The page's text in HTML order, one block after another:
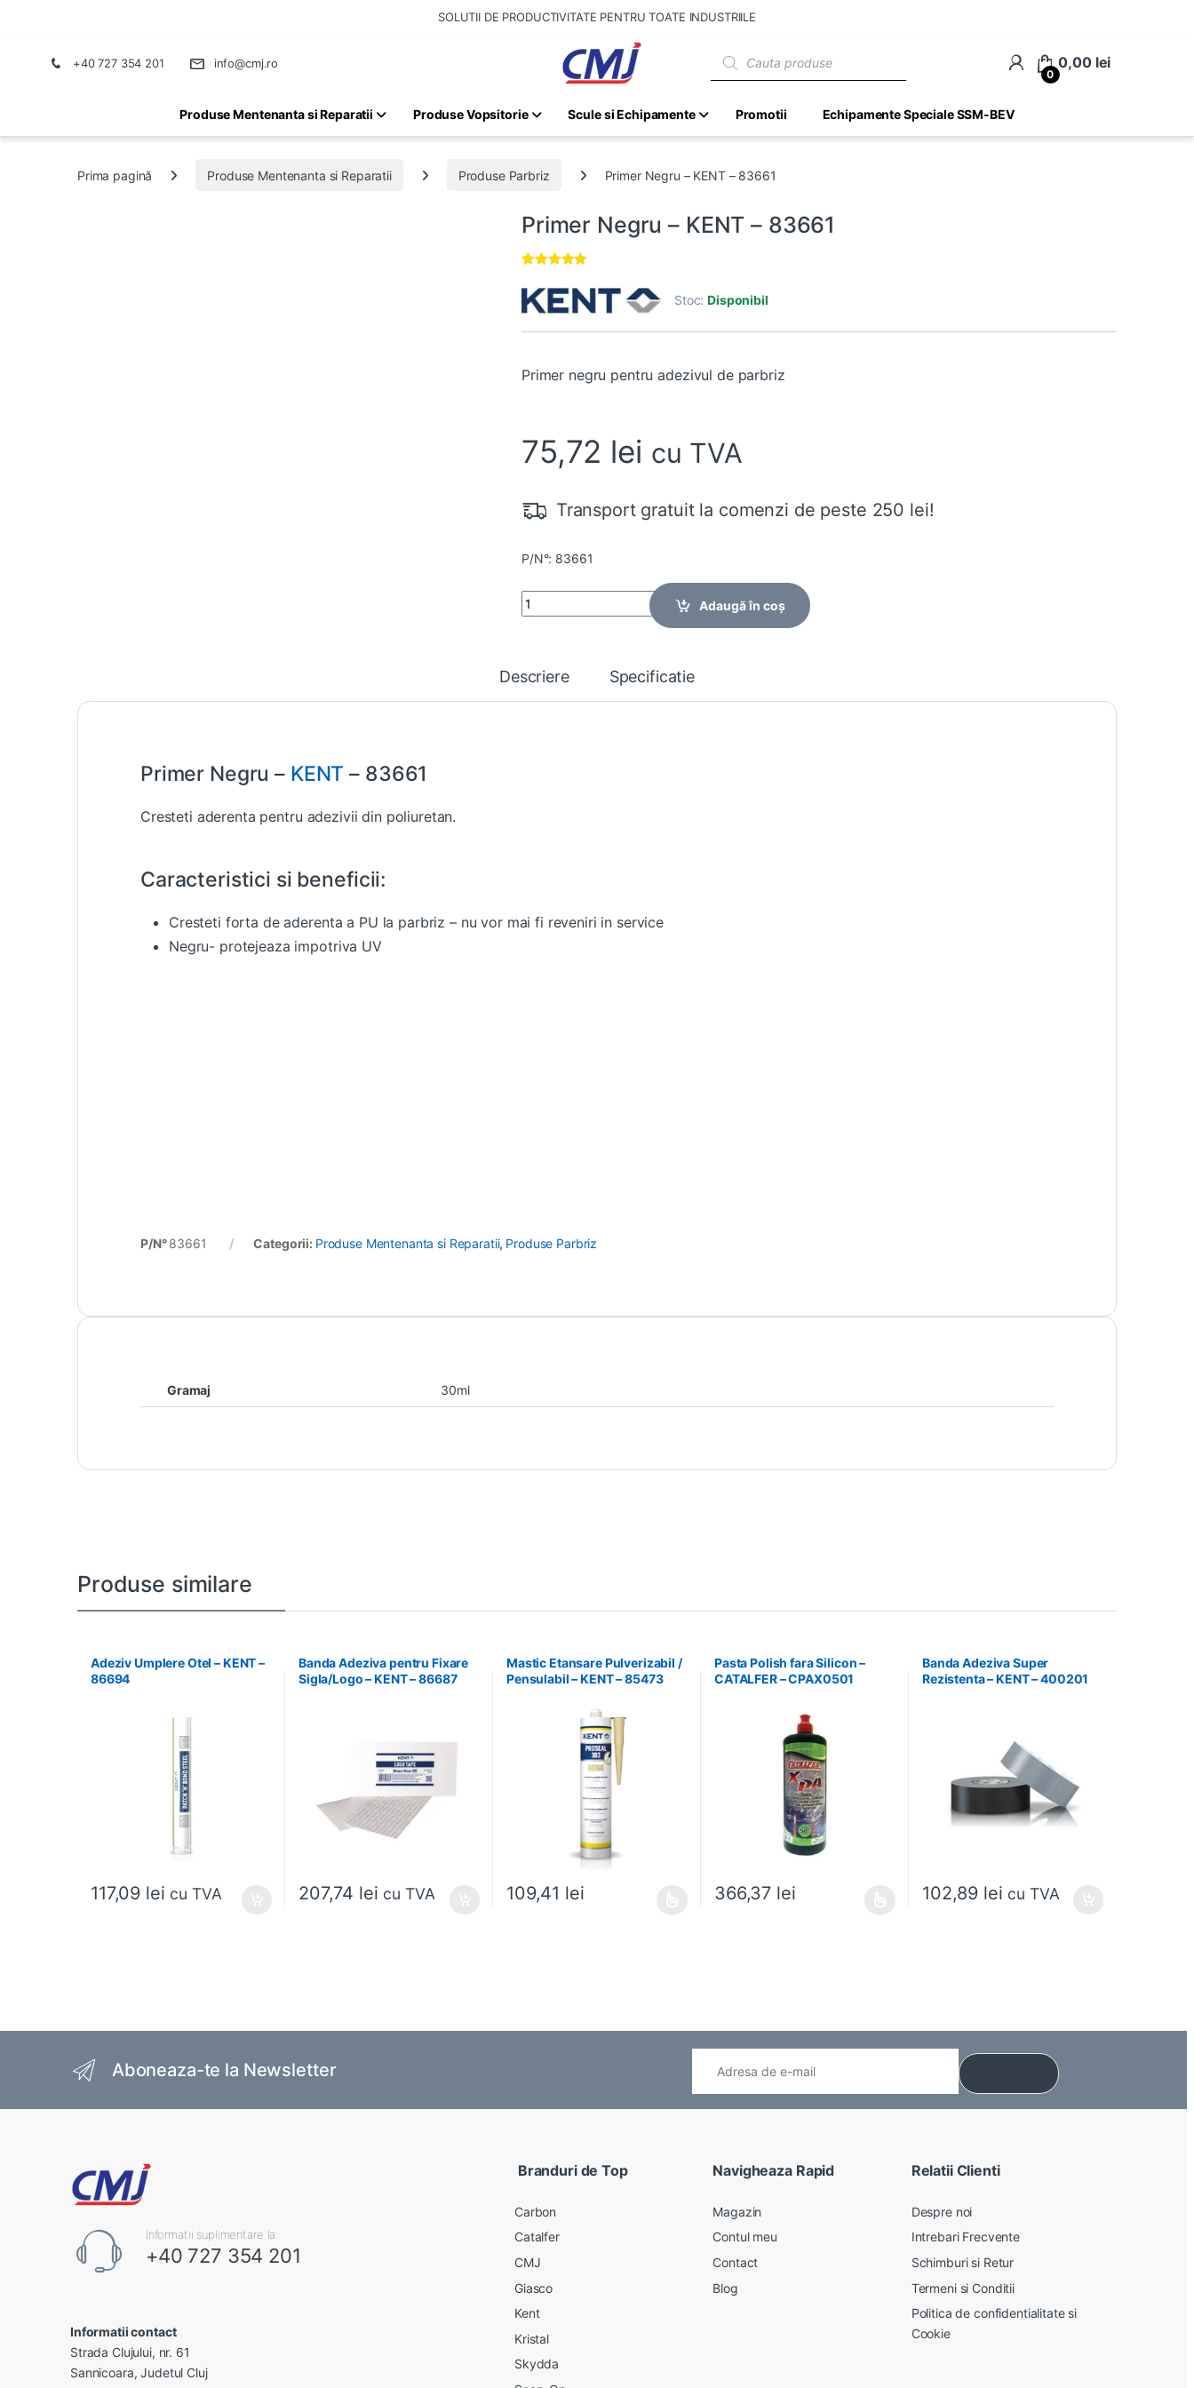
SOLUTII DE PRODUCTIVITATE PENTRU TOATE INDUSTRIILE
+40 727 354 201 info@cmj.ro
0
0,00 lei
Produse Mentenanta si Reparatii Produse Vopsitorie Scule si Echipamente Promotii Echipamente Speciale SSM-BEV
Prima pagină Produse Mentenanta si Reparatii Produse Parbriz Primer Negru – KENT – 83661
Primer Negru – KENT – 83661
4.67din 5
pe baza a
evaluări de
Stoc: Disponibil
Primer negru pentru adezivul de parbriz
75,72 lei cu TVA
Transport gratuit la comenzi de peste 250 lei!
P/N°: 83661
Quantity
Adaugă în coș
Descriere Specificatie
Primer Negru – KENT – 83661
Cresteti aderenta pentru adezivii din poliuretan.
Caracteristici si beneficii:
Cresteti forta de aderenta a PU la parbriz – nu vor mai fi reveniri in service
Negru- protejeaza impotriva UV
P/N°83661 Categorii: Produse Mentenanta si Reparatii, Produse Parbriz
Gramaj 30ml
Produse similare
Adeziv Umplere Otel – KENT –
86694
117,09 lei cu TVA
Banda Adeziva pentru Fixare
Sigla/Logo – KENT – 86687
207,74 lei cu TVA
Mastic Etansare Pulverizabil /
Pensulabil – KENT – 85473
109,41 lei
Pasta Polish fara Silicon –
CATALFER – CPAX0501
366,37 lei
Banda Adeziva Super
Rezistenta – KENT – 400201
102,89 lei cu TVA
Aboneaza-te la Newsletter
Informatii suplimentare la:
+40 727 354 201
Informatii contact
Strada Clujului, nr. 61
Sannicoara, Judetul Cluj
Branduri de Top
Carbon
Catalfer
CMJ
Giasco
Kent
Kristal
Skydda
Navigheaza Rapid
Magazin
Contul meu
Contact
Blog
Relatii Clienti
Despre noi
Intrebari Frecvente
Schimburi si Retur
Termeni si Conditii
Politica de confidentialitate si
Cookie